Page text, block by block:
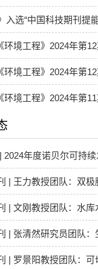
入选“中国科技期刊提
环境工程》2024年第12
程》2024年第12期“黄河流域生态
》2024年第11期“城镇供排水系统节
2024年度诺贝尔可持
队：双极膜的工作原理及其在废水处理与资
授团队：水库水源周期性水质问题与
究员团队：生物光/电催化复合系统用
授团队：可切换低共熔溶剂驱动机制及其在